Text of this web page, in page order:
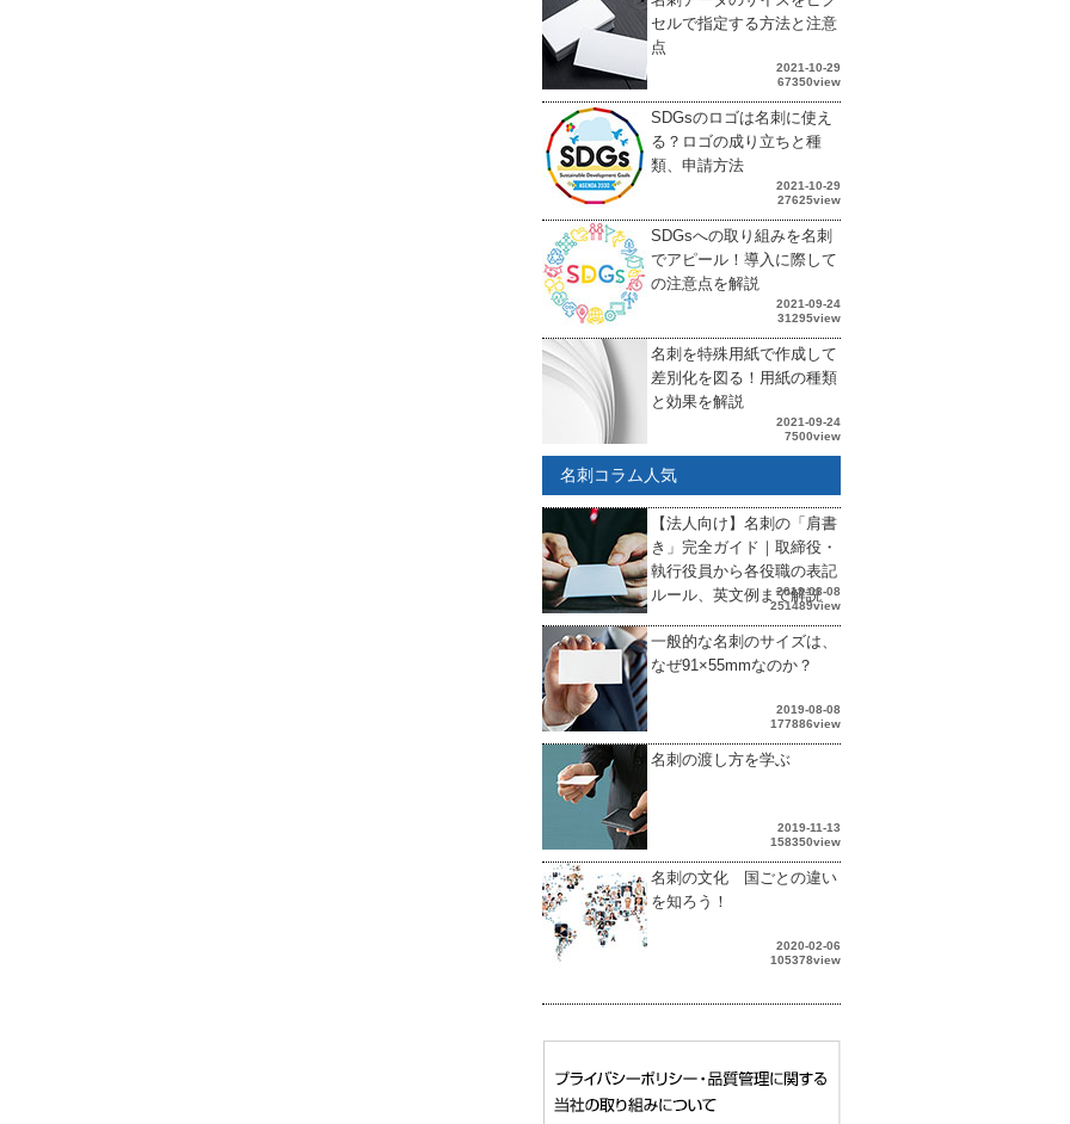
セルで指定する方法と注意
点
2021-10-29
67350view
SDGsのロゴは名刺に使え
る？ロゴの成り立ちと種
類、申請方法
2021-10-29
27625view
SDGsへの取り組みを名刺
でアピール！導入に際して
の注意点を解説
2021-09-24
31295view
名刺を特殊用紙で作成して
差別化を図る！用紙の種類
と効果を解説
2021-09-24
7500view
名刺コラム人気
【法人向け】名刺の「肩書
き」完全ガイド｜取締役・
執行役員から各役職の表記
ルール、英文例まで解説
2019-08-08
251489view
一般的な名刺のサイズは、
なぜ91×55mmなのか？
2019-08-08
177886view
名刺の渡し方を学ぶ
2019-11-13
158350view
名刺の文化 国ごとの違い
を知ろう！
2020-02-06
105378view